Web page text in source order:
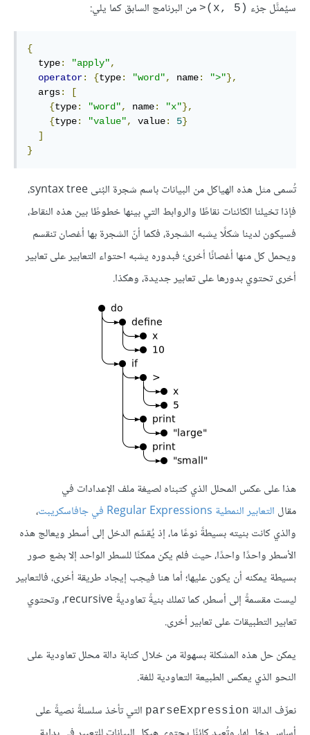
سيُمثَّل جزء ‎>(x, 5)‎ من البرنامج السابق كما يلي:
{
  type
: "apply",
operator: {type: "word", name: ">"},
  args
:
[
{type: "word", name: "x"},
{type: "value", value: 5}
]
}
تُسمى مثل هذه الهياكل من البيانات باسم شجرة البُنى syntax tree،
فإذا تخيلنا الكائنات نقاطًا والروابط التي بينها خطوطًا بين هذه النقاط،
فسيكون لدينا شكلًا يشبه الشجرة، فكما أنّ الشجرة بها أغصان تنقسم
ويحمل كل منها أغصانًا أخرى؛ فبدوره يشبه احتواء التعابير على تعابير
أخرى تحتوي بدورها على تعابير جديدة، وهكذا.
هذا على عكس المحلل الذي كتبناه لصيغة ملف الإعدادات في
مقال التعابير النمطية Regular Expressions في جافاسكريبت
،
والذي كانت بنيته بسيطةً نوعًا ما، إذ يُقسِّم الدخل إلى أسطر ويعالج هذه
الأسطر واحدًا واحدًا، حيث فلم يكن ممكنًا للسطر الواحد إلا بضع صور
بسيطة يمكنه أن يكون عليها؛ أما هنا فيجب إيجاد طريقة أخرى، فالتعابير
ليست مقسمةً إلى أسطر، كما تملك بنيةً تعاوديةً recursive، وتحتوي
تعابير التطبيقات على تعابير أخرى.
يمكن حل هذه المشكلة بسهولة من خلال كتابة دالة محلل تعاودية على
النحو الذي يعكس الطبيعة التعاودية للغة.
نعرِّف الدالة parseExpression التي تأخذ سلسلةً نصيةً على